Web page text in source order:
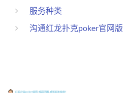
服务种类
沟通红龙扑克poker官网版